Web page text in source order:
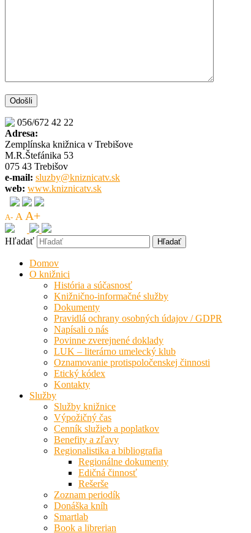
056/672 42 22
Adresa:
Zemplínska knižnica v Trebišove
M.R.Štefánika 53
075 43 Trebišov
e-mail: sluzby@kniznicatv.sk
web: www.kniznicatv.sk
A- A A+
Hľadať
Domov
O knižnici
História a súčasnosť
Knižnično-informačné služby
Dokumenty
Pravidlá ochrany osobných údajov / GDPR
Napísali o nás
Povinne zverejnené doklady
LUK – literárno umelecký klub
Oznamovanie protispoločenskej činnosti
Etický kódex
Kontakty
Služby
Služby knižnice
Výpožičný čas
Cenník služieb a poplatkov
Benefity a zľavy
Regionalistika a bibliografia
Regionálne dokumenty
Edičná činnosť
Rešerše
Zoznam periodík
Donáška kníh
Smartlab
Book a librerian